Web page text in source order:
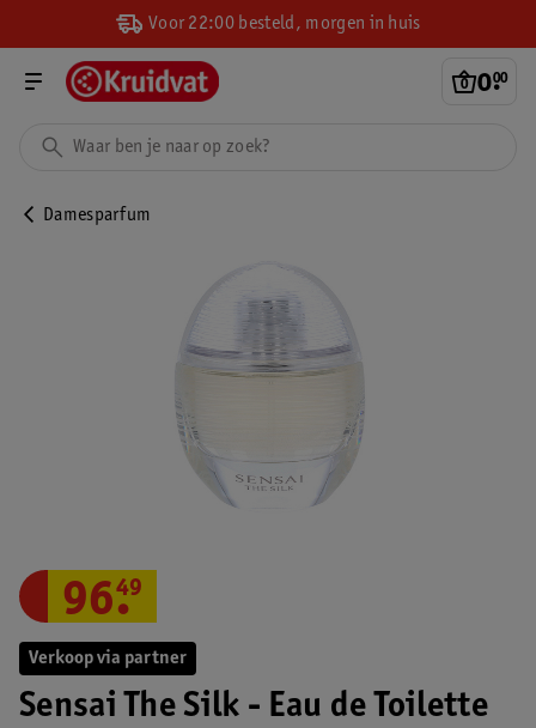
Voor 22:00 besteld, morgen in huis
0.
00
Damesparfum
Verkoop via partner
Sensai The Silk - Eau de Toilette
96.
49